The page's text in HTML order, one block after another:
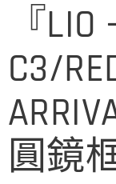
『
C3/
圓鏡